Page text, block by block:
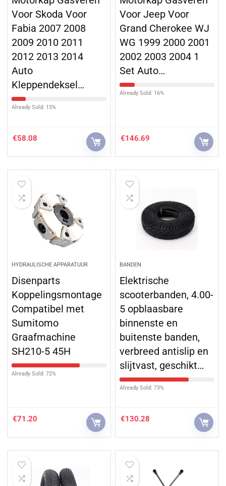
Voor Skoda Voor
Fabia 2007 2008
2009 2010 2011
2012 2013 2014
Auto
Kleppendeksel…
Already Sold: 15%
€58.08
Voor Jeep Voor
Grand Cherokee WJ
WG 1999 2000 2001
2002 2003 2004 1
Set Auto…
Already Sold: 16%
€146.69
HYDRAULISCHE APPARATUUR
Disenparts
Koppelingsmontage
Compatibel met
Sumitomo
Graafmachine
SH210-5 45H
Already Sold: 72%
€71.20
BANDEN
Elektrische
scooterbanden, 4.00-
5 opblaasbare
binnenste en
buitenste banden,
verbreed antislip en
slijtvast, geschikt…
Already Sold: 73%
€130.28